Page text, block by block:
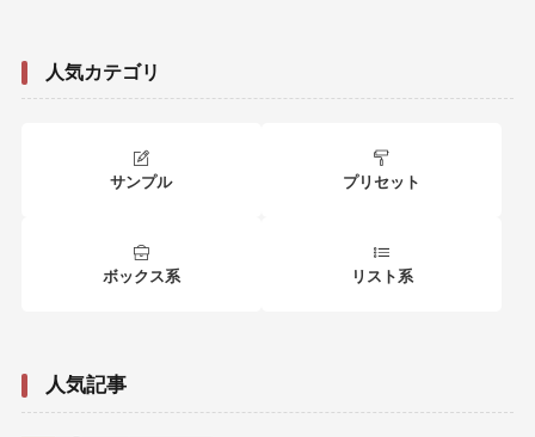
人気カテゴリ
サンプル プリセット
ボックス系 リスト系
人気記事